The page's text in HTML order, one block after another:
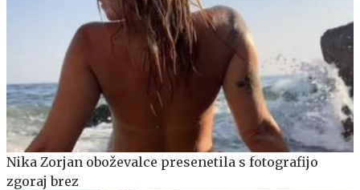
Nika Zorjan oboževalce presenetila s fotografijo
zgoraj brez